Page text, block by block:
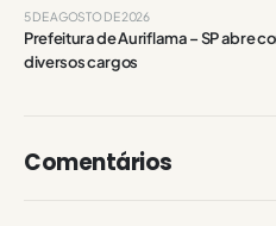
Prefeitura de Auriflama – SP abre
diversos cargos
5 DE AGOSTO DE 2026
Comentários